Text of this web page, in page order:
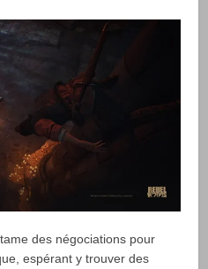
des négociations pour
espérant y trouver des